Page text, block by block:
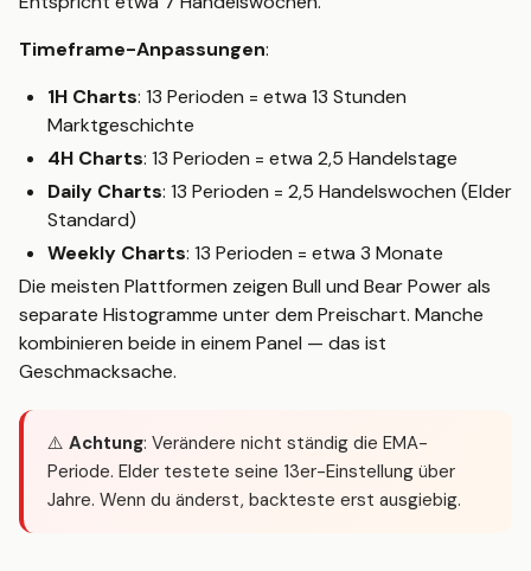
Timeframe-Anpassungen:
1H Charts: 13 Perioden = etwa 13 Stunden
Marktgeschichte
4H Charts: 13 Perioden = etwa 2,5 Handelstage
Daily Charts: 13 Perioden = 2,5 Handelswochen (Elder
Standard)
Weekly Charts: 13 Perioden = etwa 3 Monate
Die meisten Plattformen zeigen Bull und Bear Power als
separate Histogramme unter dem Preischart. Manche
kombinieren beide in einem Panel — das ist
Geschmacksache.
⚠️ Achtung: Verändere nicht ständig die EMA-
Periode. Elder testete seine 13er-Einstellung über
Jahre. Wenn du änderst, backteste erst ausgiebig.